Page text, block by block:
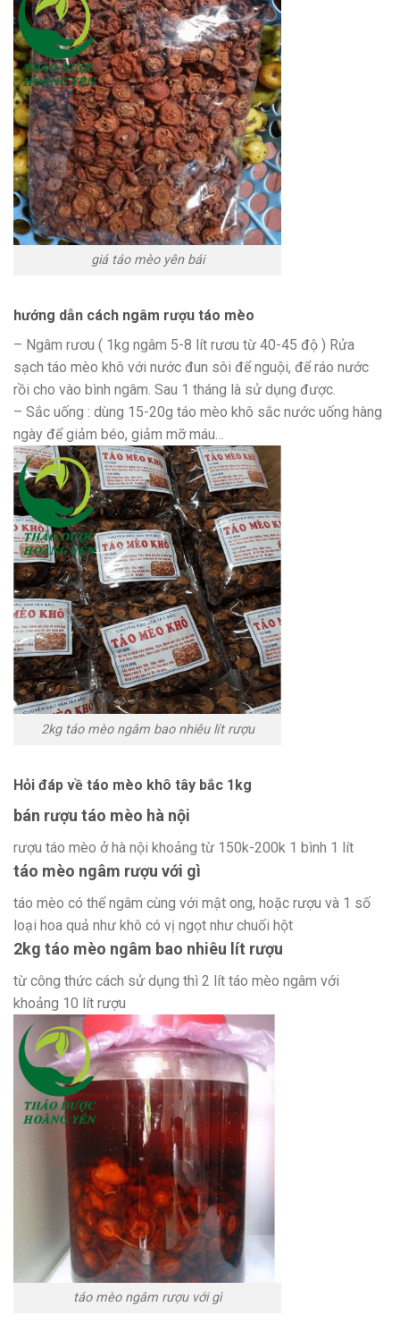
giá táo mèo yên bái
hướng dẫn cách ngâm rượu táo mèo
– Ngâm rươu ( 1kg ngâm 5-8 lít rươu từ 40-45 độ ) Rửa
sạch táo mèo khô với nước đun sôi để nguội, để ráo nước
rồi cho vào bình ngâm. Sau 1 tháng là sử dụng được.
– Sắc uống : dùng 15-20g táo mèo khô sắc nước uống hàng
ngày để giảm béo, giảm mỡ máu…
2kg táo mèo ngâm bao nhiêu lít rượu
Hỏi đáp về táo mèo khô tây bắc 1kg
bán rượu táo mèo hà nội
rượu táo mèo ở hà nội khoảng từ 150k-200k 1 bình 1 lít
táo mèo ngâm rượu với gì
táo mèo có thể ngâm cùng với mật ong, hoặc rượu và 1 số
loại hoa quả như khô có vị ngọt như chuối hột
2kg táo mèo ngâm bao nhiêu lít rượu
từ công thức cách sử dụng thì 2 lít táo mèo ngâm với
khoảng 10 lít rượu
táo mèo ngâm rượu với gì